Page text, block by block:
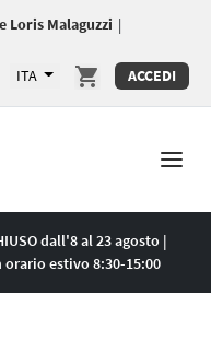
Loris Malaguzzi |
ITA
ACCEDI
dall'8 al 23 agosto |
orario estivo 8:30-15:00